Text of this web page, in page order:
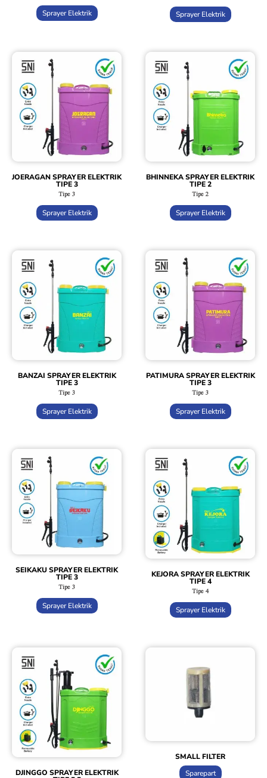
Sprayer Elektrik Sprayer Elektrik
JOERAGAN SPRAYER ELEKTRIK
TIPE 3
Tipe 3
Sprayer Elektrik
BHINNEKA SPRAYER ELEKTRIK
TIPE 2
Tipe 2
Sprayer Elektrik
BANZAI SPRAYER ELEKTRIK
TIPE 3
Tipe 3
Sprayer Elektrik
PATIMURA SPRAYER ELEKTRIK
TIPE 3
Tipe 3
Sprayer Elektrik
SEIKAKU SPRAYER ELEKTRIK
TIPE 3
Tipe 3
Sprayer Elektrik
KEJORA SPRAYER ELEKTRIK
TIPE 4
Tipe 4
Sprayer Elektrik
DJINGGO SPRAYER ELEKTRIK
SMALL FILTER
Sparepart